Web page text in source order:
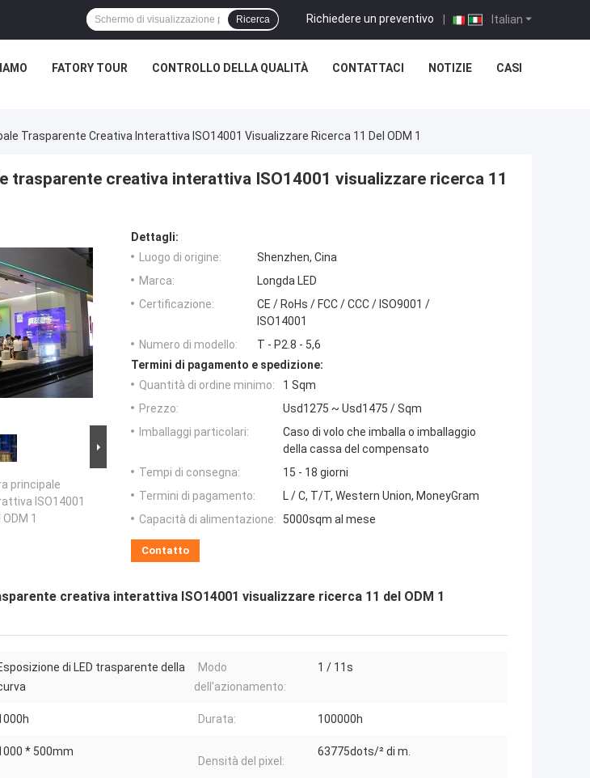
Italian
Richiedere un preventivo |
Ricerca
FATORY TOUR CONTROLLO DELLA QUALITÀ CONTATTACI NOTIZIE CASI
Trasparente Creativa Interattiva ISO14001 Visualizzare Ricerca 11 Del ODM 1
trasparente creativa interattiva ISO14001 visualizzare ricerca 11
principale
ISO14001
1
Dettagli:
Luogo di origine:
Shenzhen, Cina
Marca:
Longda LED
Certificazione:
CE / RoHs / FCC / CCC / ISO9001 /
ISO14001
Numero di modello:
T - P2.8 - 5,6
Termini di pagamento e spedizione:
Quantità di ordine minimo:
1 Sqm
Prezzo:
Usd1275 ~ Usd1475 / Sqm
Imballaggi particolari:
Caso di volo che imballa o imballaggio
della cassa del compensato
Tempi di consegna:
15 - 18 giorni
Termini di pagamento:
L / C, T/T, Western Union, MoneyGram
Capacità di alimentazione:
5000sqm al mese
Contatto
creativa interattiva ISO14001 visualizzare ricerca 11 del ODM 1
di LED trasparente della
Modo
dell'azionamento:
1 / 11s
Durata: 100000h
* 500mm
Densità del pixel:
63775dots/² di m.